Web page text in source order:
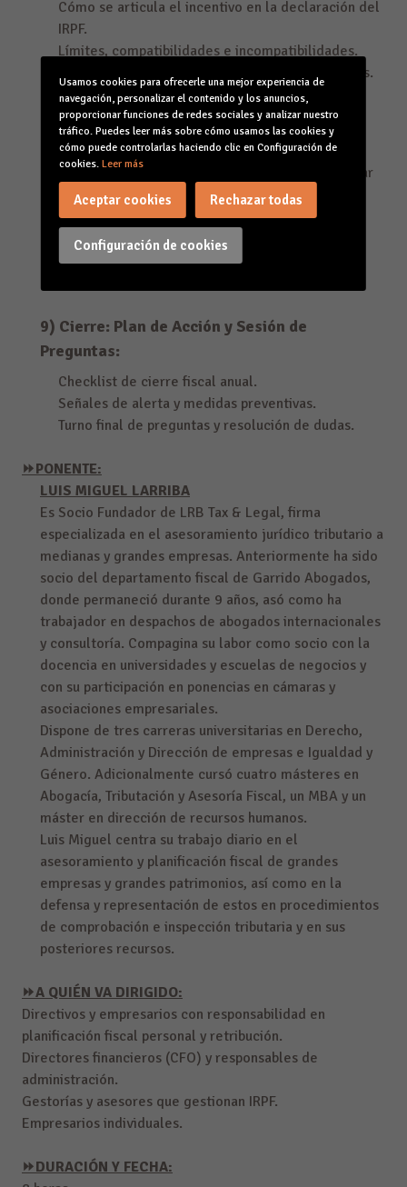
Cómo se articula el incentivo en la declaración del
IRPF.
Límites, compatibilidades e incompatibilidades.
Tratamiento de desinversiones y regularizaciones.
8.4. Evidencias, Documentación y Enfoque de
Inspección:
Qué documentación conservar y cómo estructurar
el “expediente” de la inversión.
Errores típicos (y cómo evitarlos): forma, plazos,
trazabilidad.
Checklist de cumplimiento para gestorías y
9) Cierre: Plan de Acción y Sesión de
Preguntas:
Checklist de cierre fiscal anual.
Señales de alerta y medidas preventivas.
Turno final de preguntas y resolución de dudas.
⏩PONENTE:
LUIS MIGUEL LARRIBA
Es Socio Fundador de LRB Tax & Legal, firma
especializada en el asesoramiento jurídico tributario a
medianas y grandes empresas. Anteriormente ha sido
socio del departamento fiscal de Garrido Abogados,
donde permaneció durante 9 años, asó como ha
trabajador en despachos de abogados internacionales
y consultoría. Compagina su labor como socio con la
docencia en universidades y escuelas de negocios y
con su participación en ponencias en cámaras y
asociaciones empresariales.
Dispone de tres carreras universitarias en Derecho,
Administración y Dirección de empresas e Igualdad y
Género. Adicionalmente cursó cuatro másteres en
Abogacía, Tributación y Asesoría Fiscal, un MBA y un
máster en dirección de recursos humanos.
Luis Miguel centra su trabajo diario en el
asesoramiento y planificación fiscal de grandes
empresas y grandes patrimonios, así como en la
defensa y representación de estos en procedimientos
de comprobación e inspección tributaria y en sus
posteriores recursos.
⏩A QUIÉN VA DIRIGIDO:
Directivos y empresarios con responsabilidad en
planificación fiscal personal y retribución.
Directores financieros (CFO) y responsables de
administración.
Gestorías y asesores que gestionan IRPF.
Empresarios individuales.
⏩DURACIÓN Y FECHA:
Usamos cookies para ofrecerle una mejor experiencia de
navegación, personalizar el contenido y los anuncios,
proporcionar funciones de redes sociales y analizar nuestro
tráfico. Puedes leer más sobre cómo usamos las cookies y
cómo puede controlarlas haciendo clic en Configuración de
cookies. Leer más
Configuración de cookies
Aceptar cookies Rechazar todas